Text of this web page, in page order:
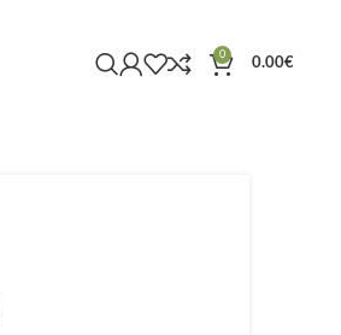
0
0.00€